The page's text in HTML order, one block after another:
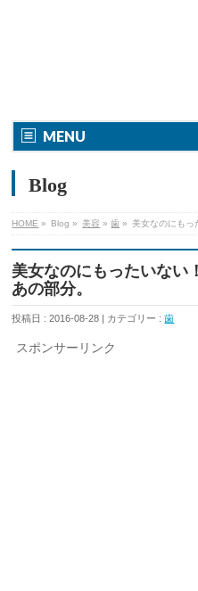
MENU
Blog
HOME » Blog » 美容 »歯 » 美女なのにもっ
美女なのにもったいない
あの部分。
投稿日 : 2016-08-28 | カテゴリー :歯
スポンサーリンク